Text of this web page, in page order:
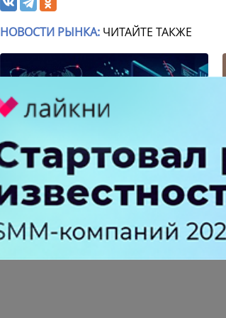
НОВОСТИ РЫНКА: ЧИТАЙТЕ ТАКЖЕ
Крупнейший сбой в рунете:
пользователи не могут попасть на
популярные сайты